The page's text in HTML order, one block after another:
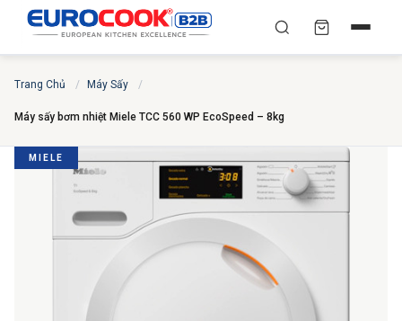
YÊU CẦU BÁO GIÁ TỐT
NHẤT
Trang Chủ / Máy Sấy /
Máy sấy bơm nhiệt Miele TCC 560 WP EcoSpeed – 8kg
MIELE